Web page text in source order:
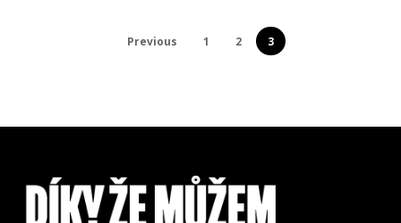
Previous 1 2 3